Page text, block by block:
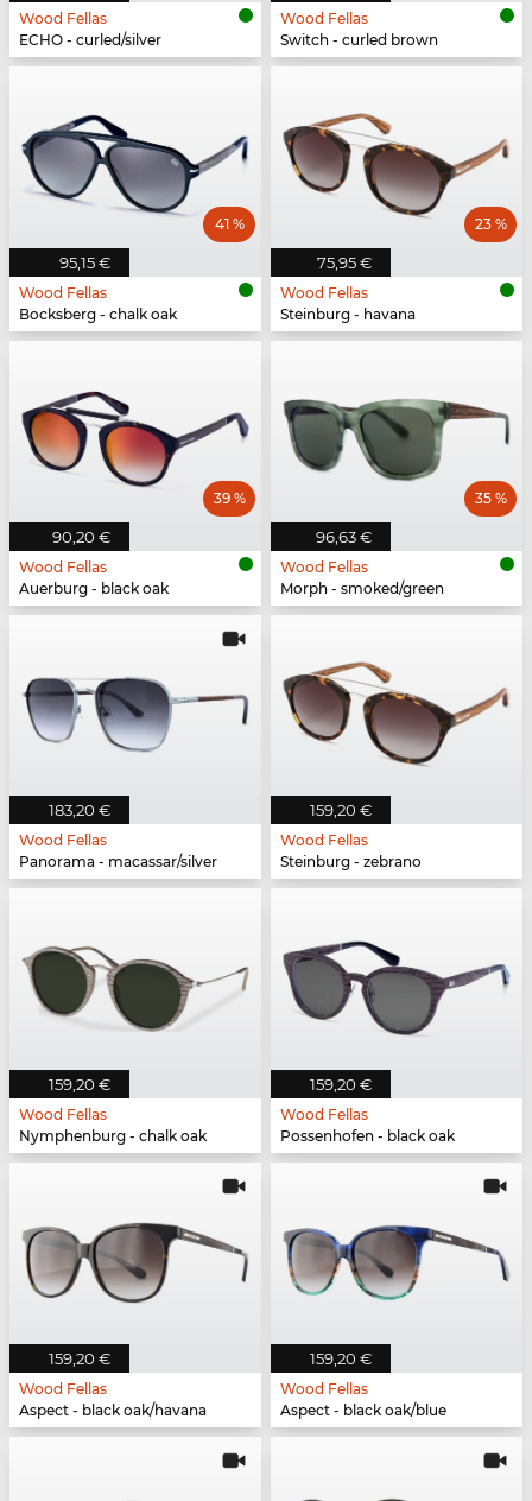
Wood Fellas
ECHO - curled/silver
Wood Fellas
Switch - curled brown
95,15 €
41 %
Wood Fellas
Bocksberg - chalk oak
75,95 €
23 %
Wood Fellas
Steinburg - havana
90,20 €
39 %
Wood Fellas
Auerburg - black oak
96,63 €
35 %
Wood Fellas
Morph - smoked/green
183,20 €
Wood Fellas
Panorama - macassar/silver
159,20 €
Wood Fellas
Steinburg - zebrano
159,20 €
Wood Fellas
Nymphenburg - chalk oak
159,20 €
Wood Fellas
Possenhofen - black oak
159,20 €
Wood Fellas
Aspect - black oak/havana
159,20 €
Wood Fellas
Aspect - black oak/blue